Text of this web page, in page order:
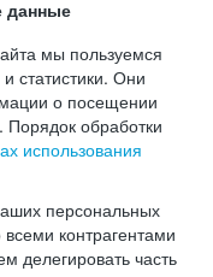
данные
мы пользуемся
статистики. Они
о посещении
обработки
использования
персональных
контрагентами
делегировать часть